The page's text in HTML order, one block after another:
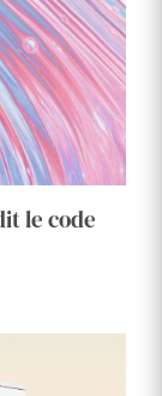
le code